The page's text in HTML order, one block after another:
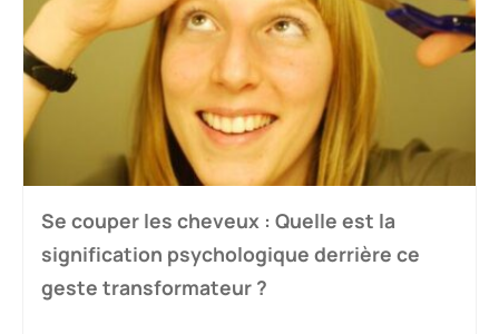
Se couper les cheveux : Quelle est la
signification psychologique derrière ce
geste transformateur ?